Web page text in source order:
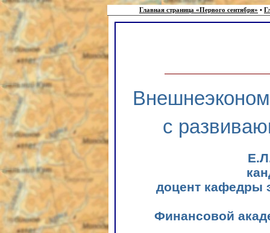
Главная страница «Первого сентября» •
с
доцент кафедры
Финансовой